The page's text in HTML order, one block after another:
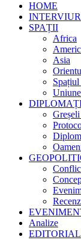
HOME
SPAȚII
Africa
Asia
Analize
EDITORIAL